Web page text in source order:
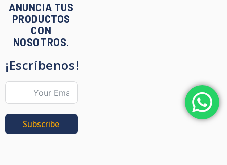
ANUNCIA TUS
PRODUCTOS
CON
NOSOTROS.
¡Escríbenos!
Subscribe